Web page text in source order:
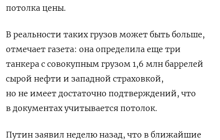
потолка цены.
В реальности таких грузов может быть больше,
отмечает газета: она определила еще три
танкера с совокупным грузом 1,6 млн баррелей
сырой нефти и западной страховкой,
но не имеет достаточно подтверждений, что
в документах учитывается потолок.
Путин заявил неделю назад, что в ближайшие